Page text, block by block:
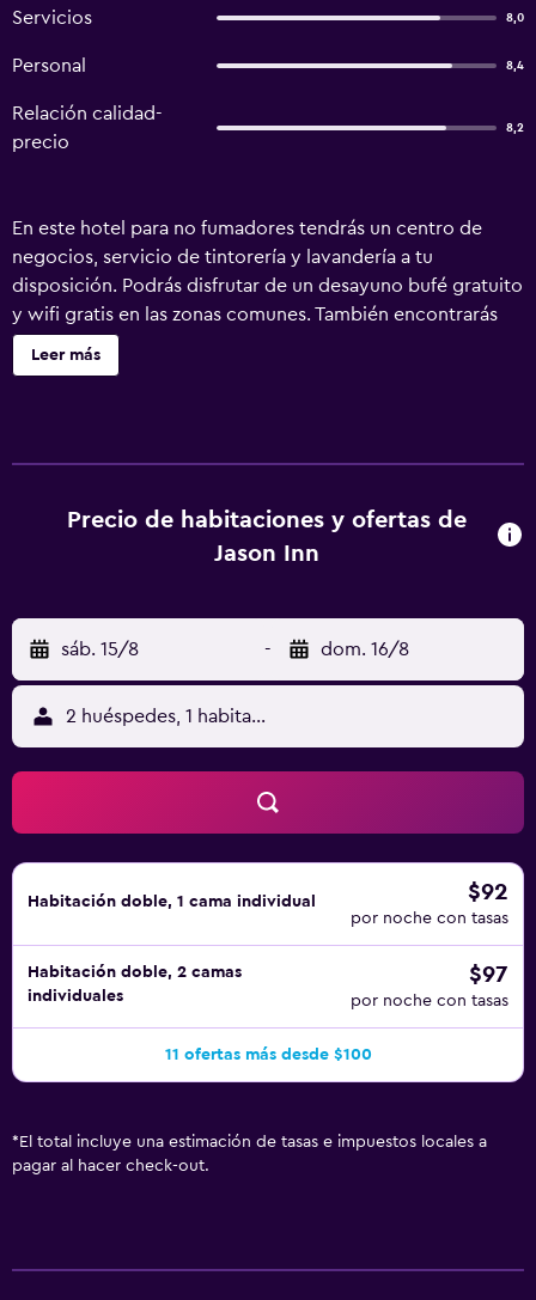
Servicios 8,0
Personal 8,4
Relación calidad-
precio
8,2
En este hotel para no fumadores tendrás un centro de
negocios, servicio de tintorería y lavandería a tu
disposición. Podrás disfrutar de un desayuno bufé gratuito
y wifi gratis en las zonas comunes. También encontrarás
servicio de recepción 24 horas, servicio de limusina o
coche con chófer y una sala de ordenadores. Hotel Jason
huéspedes pueden navegar por la web gracias a nuestro
acceso a Internet wifi gratis. Los servicios para las
solicitar tabla de planchar con plancha. Se pueden
practicar las actividades de ocio y esparcimiento que se
indican más abajo en las instalaciones o cerca del
alojamiento (es posible que se aplique un recargo).
Leer más
Precio de habitaciones y ofertas de
Jason Inn
sáb. 15/8 - dom. 16/8
2 huéspedes, 1 habitación
Habitación doble, 1 cama individual $92
por noche con tasas
Habitación doble, 2 camas
individuales
$97
por noche con tasas
11 ofertas más desde $100
* El total incluye una estimación de tasas e impuestos locales a
pagar al hacer check-out.